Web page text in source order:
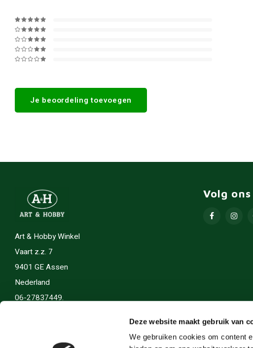
Deze website maakt gebruik van
We gebruiken cookies om content
Je beoordeling toevoegen
Art & Hobby Winkel
Vaart z.z. 7
9401 GE Assen
Nederland
06-27837449.
Volg ons